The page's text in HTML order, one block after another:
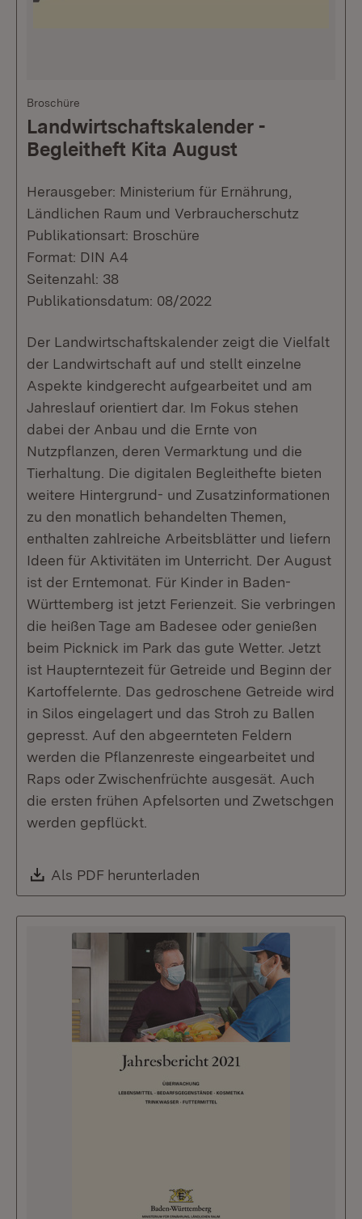
Broschüre
Landwirtschaftskalender -
Begleitheft Kita August
Herausgeber: Ministerium für Ernährung,
Ländlichen Raum und Verbraucherschutz
Publikationsart: Broschüre
Format: DIN A4
Seitenzahl: 38
Publikationsdatum: 08/2022
Der Landwirtschaftskalender zeigt die Vielfalt
der Landwirtschaft auf und stellt einzelne
Aspekte kindgerecht aufgearbeitet und am
Jahreslauf orientiert dar. Im Fokus stehen
dabei der Anbau und die Ernte von
Nutzpflanzen, deren Vermarktung und die
Tierhaltung. Die digitalen Begleithefte bieten
weitere Hintergrund- und Zusatzinformationen
zu den monatlich behandelten Themen,
enthalten zahlreiche Arbeitsblätter und liefern
Ideen für Aktivitäten im Unterricht. Der August
ist der Erntemonat. Für Kinder in Baden-
Württemberg ist jetzt Ferienzeit. Sie verbringen
die heißen Tage am Badesee oder genießen
beim Picknick im Park das gute Wetter. Jetzt
ist Haupterntezeit für Getreide und Beginn der
Kartoffelernte. Das gedroschene Getreide wird
in Silos eingelagert und das Stroh zu Ballen
gepresst. Auf den abgeernteten Feldern
werden die Pflanzenreste eingearbeitet und
Raps oder Zwischenfrüchte ausgesät. Auch
die ersten frühen Apfelsorten und Zwetschgen
werden gepflückt.
Download:
Als PDF herunterladen